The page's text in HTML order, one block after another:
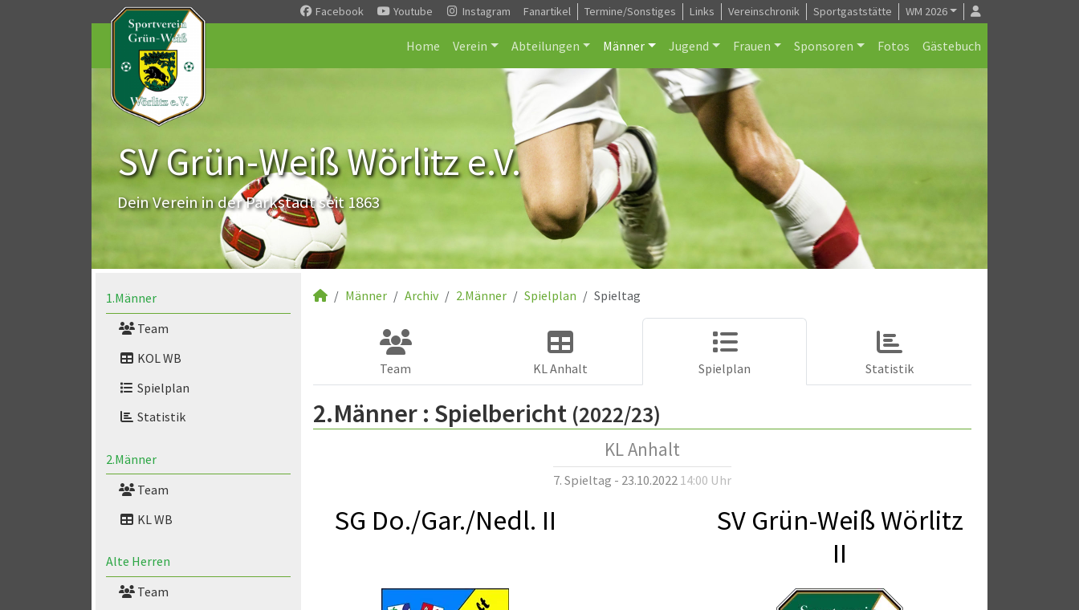
Facebook Youtube Instagram Fanartikel Termine/Sonstiges Links Vereinschronik Sportgaststätte WM 2026
Home Verein Abteilungen Männer Jugend Frauen Sponsoren Fotos Gästebuch
SV Grün-Weiß Wörlitz e.V.
Dein Verein in der Parkstadt seit 1863
1.Männer
Team
KOL WB
Spielplan
Statistik
2.Männer
Team
KL WB
Alte Herren
Team
Männer Archiv 2.Männer Spielplan Spieltag
Team KL Anhalt Spielplan Statistik
2.Männer : Spielbericht (2022/23)
KL Anhalt
7. Spieltag - 23.10.2022 14:00 Uhr
SG Do./Gar./Nedl. II
SV Grün-Weiß Wörlitz
II